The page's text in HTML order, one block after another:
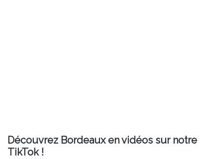
Découvrez Bordeaux en vidéos sur notre
TikTok !